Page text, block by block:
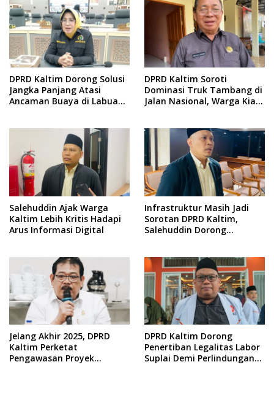
DPRD Kaltim Dorong Solusi
Jangka Panjang Atasi
Ancaman Buaya di Labuan
DPRD Kaltim Soroti
Dominasi Truk Tambang di
Jalan Nasional, Warga Kian
Salehuddin Ajak Warga
Kaltim Lebih Kritis Hadapi
Arus Informasi Digital
Infrastruktur Masih Jadi
Sorotan DPRD Kaltim,
Salehuddin Dorong
Jelang Akhir 2025, DPRD
Kaltim Perketat
Pengawasan Proyek
DPRD Kaltim Dorong
Penertiban Legalitas Labor
Suplai Demi Perlindungan